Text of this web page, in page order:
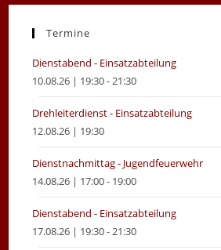
new
new
Termine
Dienstabend - Einsatzabteilung
10.08.26 | 19:30 - 21:30
Drehleiterdienst - Einsatzabteilung
12.08.26 | 19:30
Dienstnachmittag - Jugendfeuerwehr
14.08.26 | 17:00 - 19:00
Dienstabend - Einsatzabteilung
17.08.26 | 19:30 - 21:30